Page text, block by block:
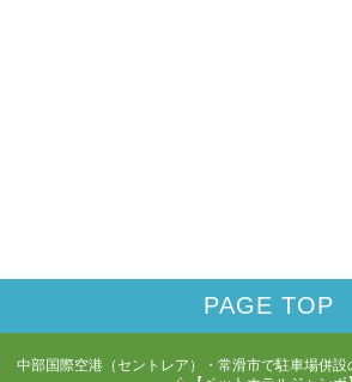
PAGE TOP
中部国際空港（セントレア）・常滑市で駐車場併